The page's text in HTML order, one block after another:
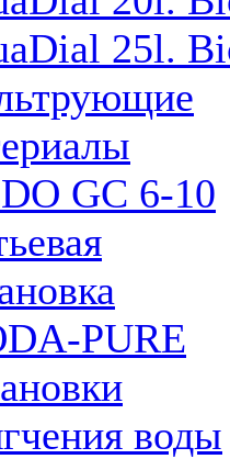
25l.
GC 6-10
PURE
воды